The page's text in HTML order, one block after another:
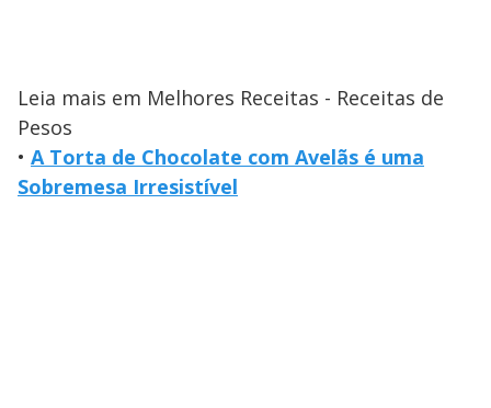
Leia mais em Melhores Receitas - Receitas de
Pesos
• A Torta de Chocolate com Avelãs é uma
Sobremesa Irresistível